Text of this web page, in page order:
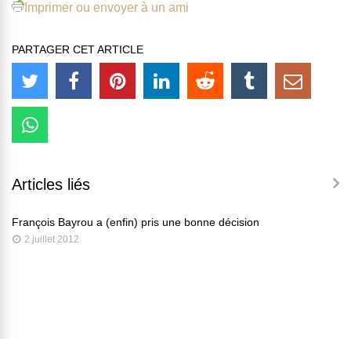
Imprimer ou envoyer à un ami
PARTAGER CET ARTICLE
Articles liés
François Bayrou a (enfin) pris une bonne décision
2 juillet 2012